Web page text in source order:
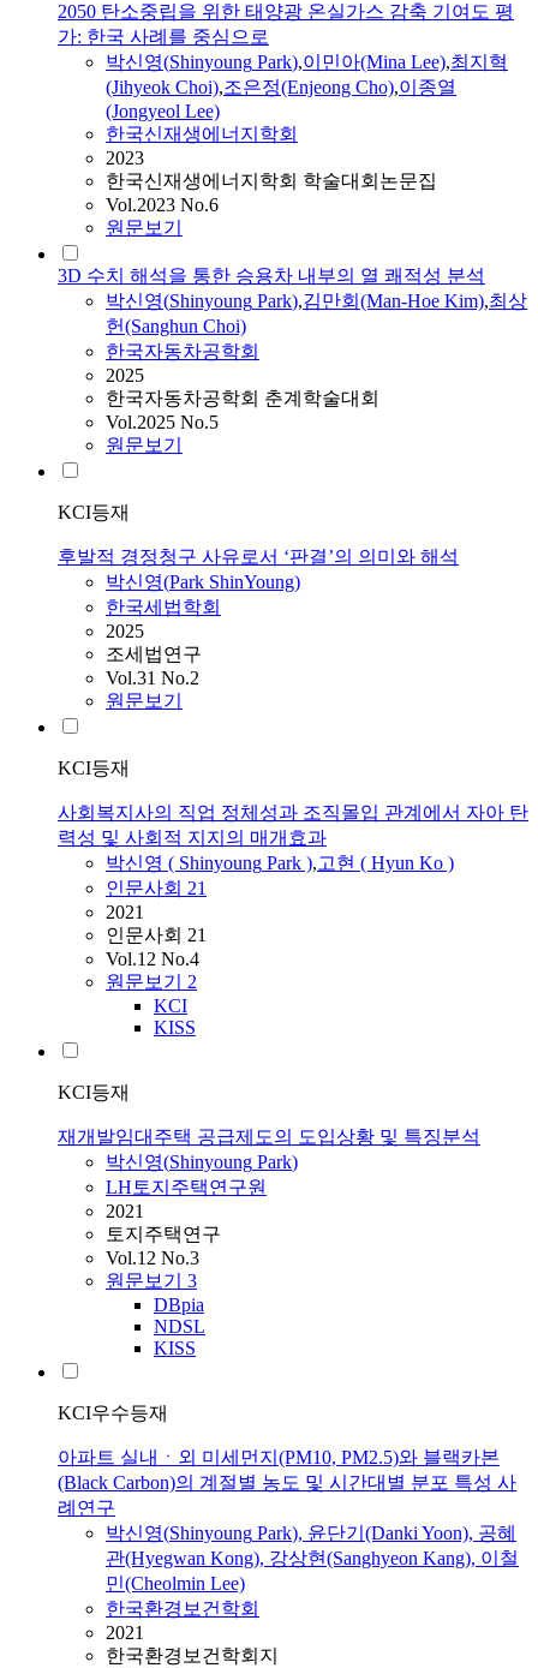
2050 탄소중립을 위한 태양광 온실가스 감축 기여도 평
가: 한국 사례를 중심으로
박신영(Shinyoung Park),이민아(Mina Lee),최지혁
(Jihyeok Choi),조은정(Enjeong Cho),이종열
(Jongyeol Lee)
한국신재생에너지학회
2023
한국신재생에너지학회 학술대회논문집
Vol.2023 No.6
원문보기
3D 수치 해석을 통한 승용차 내부의 열 쾌적성 분석
박신영(Shinyoung Park),김만회(Man-Hoe Kim),최상
헌(Sanghun Choi)
한국자동차공학회
2025
한국자동차공학회 춘계학술대회
Vol.2025 No.5
원문보기
KCI등재
후발적 경정청구 사유로서 ‘판결’의 의미와 해석
박신영(Park ShinYoung)
한국세법학회
2025
조세법연구
Vol.31 No.2
원문보기
KCI등재
사회복지사의 직업 정체성과 조직몰입 관계에서 자아 탄
력성 및 사회적 지지의 매개효과
박신영 ( Shinyoung Park ),고현 ( Hyun Ko )
인문사회 21
2021
인문사회 21
Vol.12 No.4
원문보기 2
KCI
KISS
KCI등재
재개발임대주택 공급제도의 도입상황 및 특징분석
박신영(Shinyoung Park)
LH토지주택연구원
2021
토지주택연구
Vol.12 No.3
원문보기 3
DBpia
NDSL
KISS
KCI우수등재
아파트 실내ㆍ외 미세먼지(PM10, PM2.5)와 블랙카본
(Black Carbon)의 계절별 농도 및 시간대별 분포 특성 사
례연구
박신영(Shinyoung Park), 윤단기(Danki Yoon), 공혜
관(Hyegwan Kong), 강상현(Sanghyeon Kang), 이철
민(Cheolmin Lee)
한국환경보건학회
2021
한국환경보건학회지